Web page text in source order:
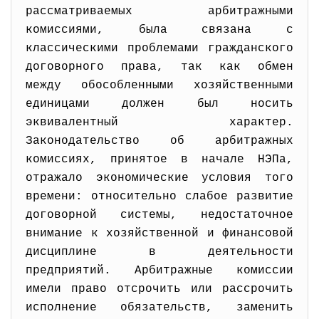
рассматриваемых арбитражными
комиссиями, была связана с
классическими проблемами гражданского
договорного права, так как обмен
между обособленными хозяйственными
единицами должен был носить
эквивалентный характер.
Законодательство об арбитражных
комиссиях, принятое в начале НЭПа,
отражало экономические условия того
времени: относительно слабое развитие
договорной системы, недостаточное
внимание к хозяйственной и финансовой
дисциплине в деятельности
предприятий. Арбитражные комиссии
имели право отсрочить или рассрочить
исполнение обязательств, заменить